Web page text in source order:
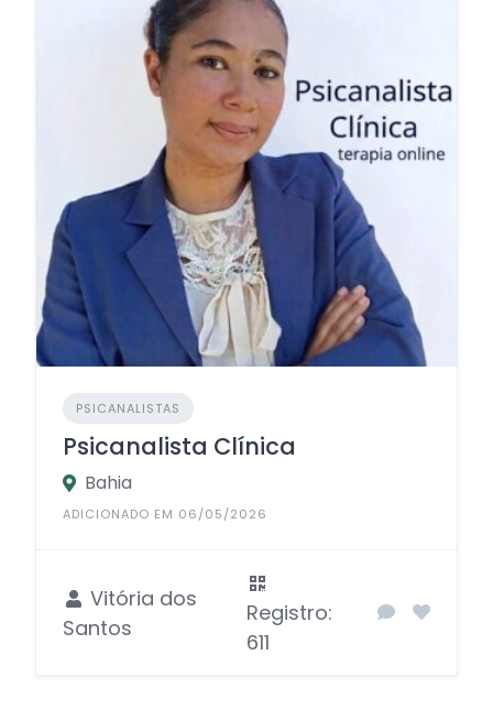
PSICANALISTAS
Psicanalista Clínica
Bahia
ADICIONADO EM 06/05/2026
Vitória dos
Santos
Registro:
611